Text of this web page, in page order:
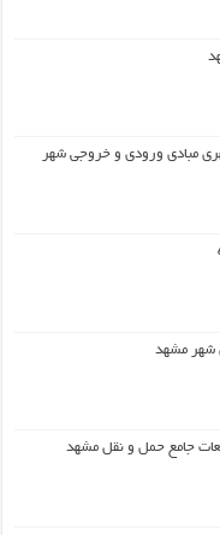
مبادی ورودی و خروجی شهر
شهر مشهد
جامع حمل و نقل مشهد